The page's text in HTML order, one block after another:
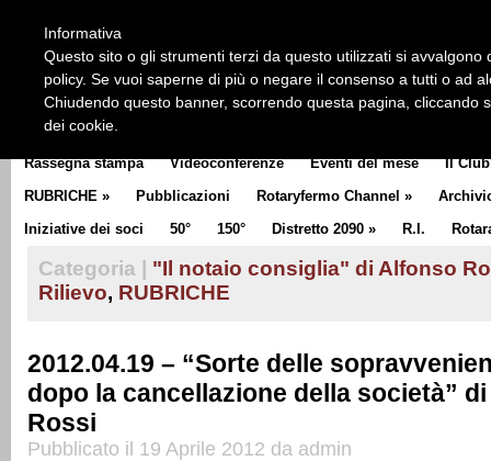
CLUB COMMUNICATOR
Rassegna stampa Videoconferenze Eventi del mese Il Club
RUBRICHE » Pubblicazioni Rotaryfermo Channel »
Iniziative dei soci
50° 150° Distretto 2090 » R.I.
Categoria |
"Il notaio consiglia" di Alfonso
Rilievo, RUBRICHE
2012.04.19 – “Sorte delle
dopo la cancellazione della società”
Rossi
Pubblicato il 19 Aprile 2012 da admin
Informativa
Questo sito o gli strumenti terzi da questo utilizzati si
policy. Se vuoi saperne di più o negare il consenso a tutti o ad
Chiudendo questo banner, scorrendo questa pagina, cliccando
dei cookie.